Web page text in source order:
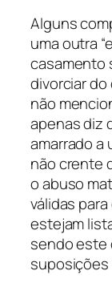
Alguns
uma outra
casamento
divorciar
não
apenas diz
amarrado a
não crente
o abuso
válidas
estejam
sendo este
suposições